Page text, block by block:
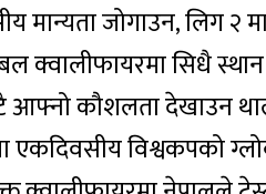
मान्यता जोगाउन, लिग २
क्वालीफायरमा सिधै
आफ्नो कौशलता देखाउन
विश्वकपको